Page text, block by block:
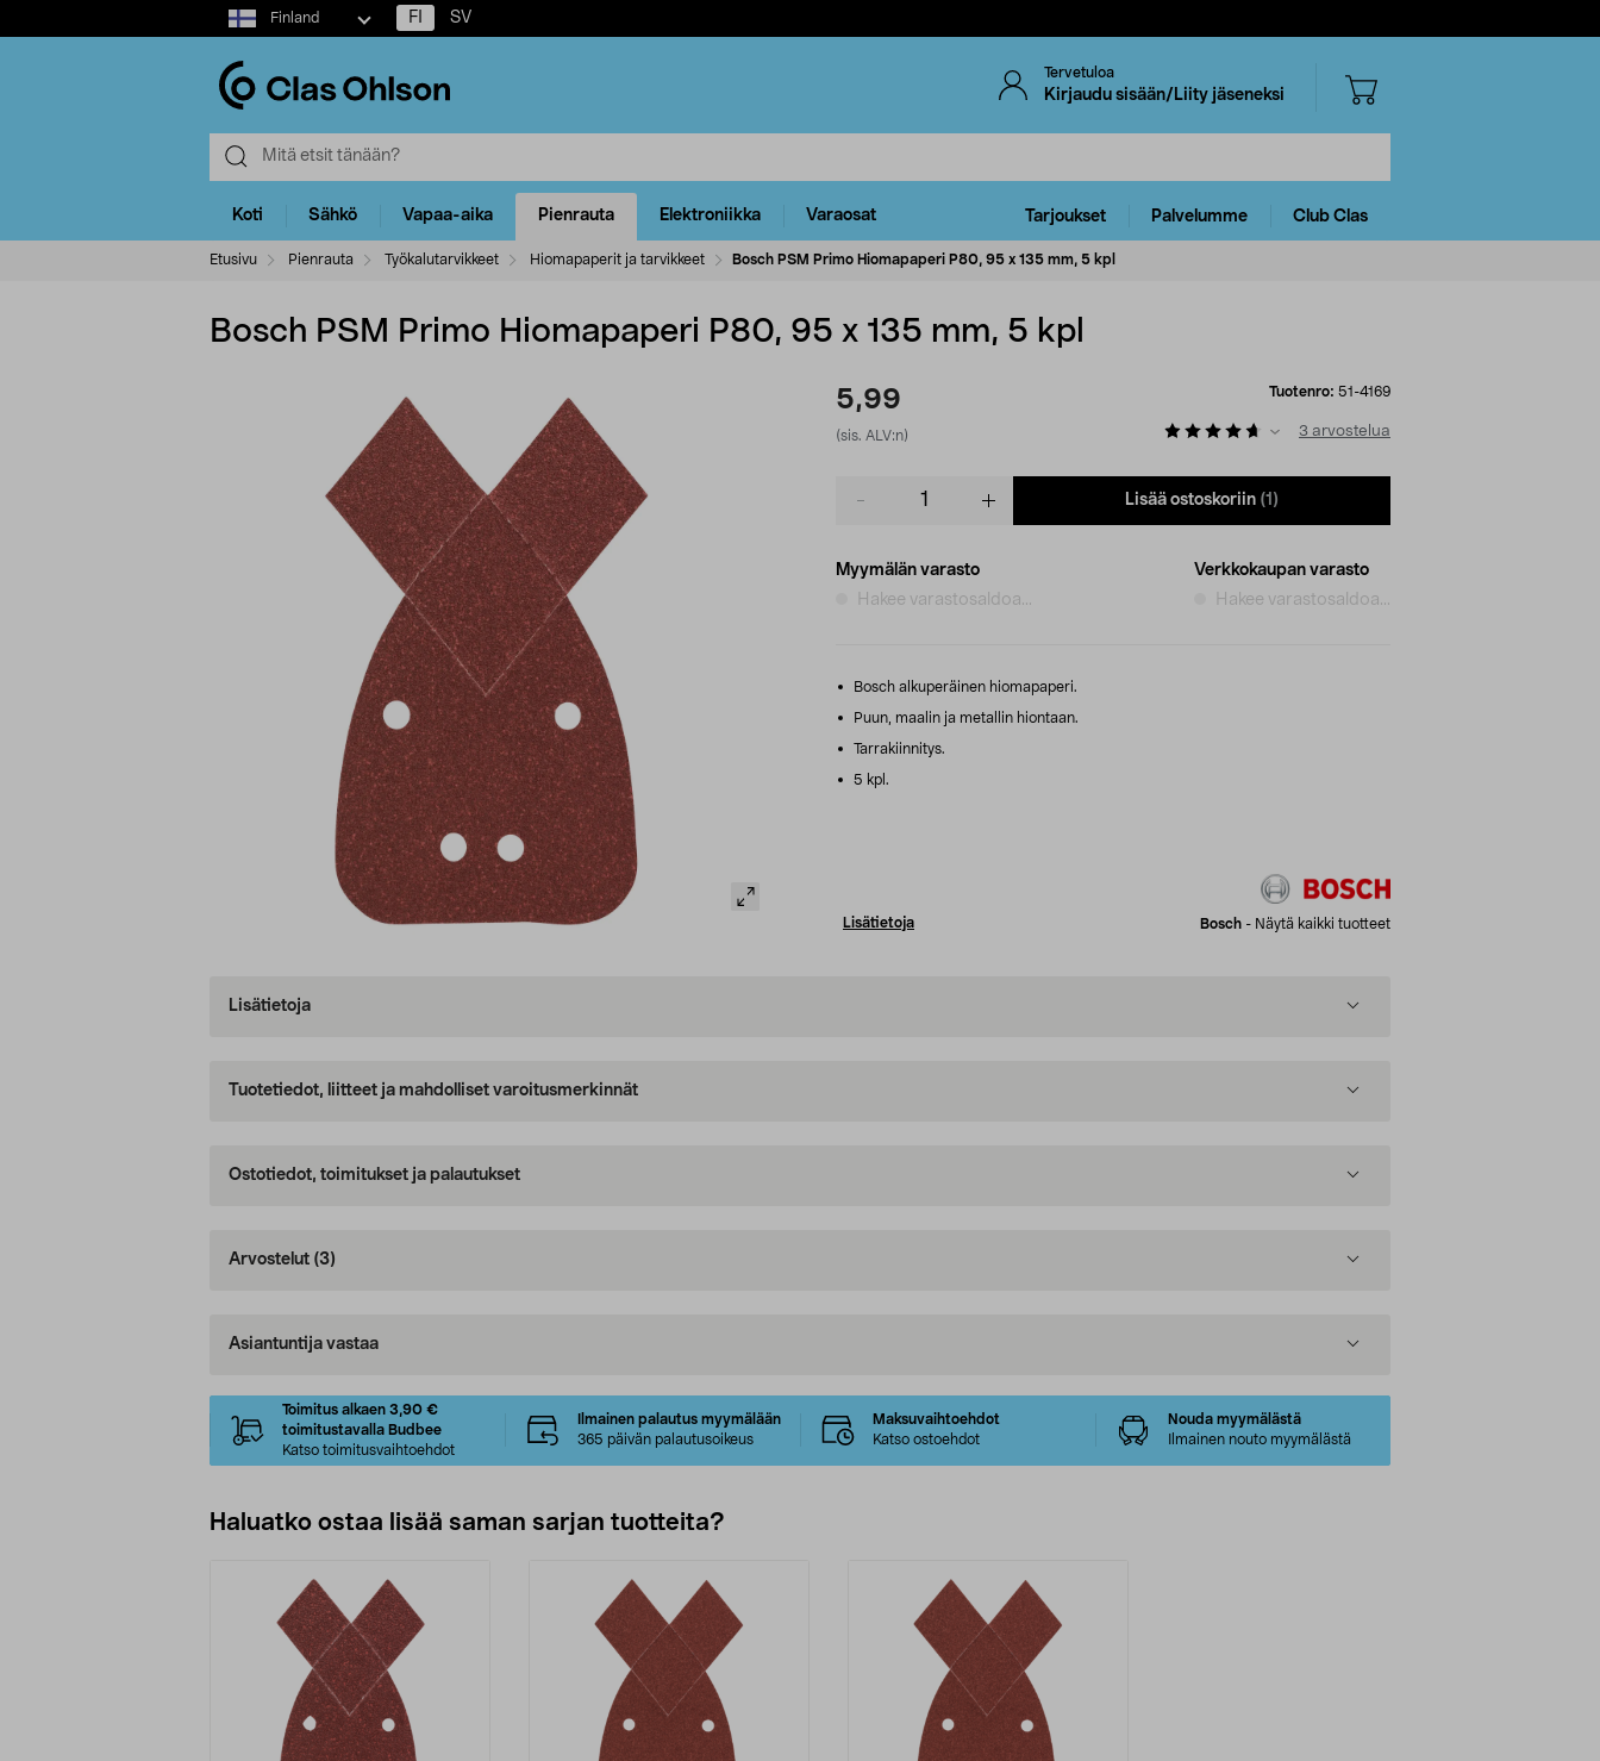
Select
market
Finland FI SV
Tervetuloa
Kirjaudu sisään/Liity jäseneksi
Koti Sähkö Vapaa-aika Pienrauta Elektroniikka Varaosat Tarjoukset Palvelumme Club Clas
Etusivu Pienrauta Työkalutarvikkeet Hiomapaperit ja tarvikkeet Bosch PSM Primo Hiomapaperi P80, 95 x 135 mm, 5 kpl
Bosch PSM Primo Hiomapaperi P80, 95 x 135 mm, 5 kpl
5,99
(sis. ALV:n)
Tuotenro: 51-4169
3 arvostelua
Lisää ostoskoriin (1)
Myymälän varasto
Hakee varastosaldoa...
Verkkokaupan varasto
Hakee varastosaldoa...
Bosch alkuperäinen hiomapaperi.
Puun, maalin ja metallin hiontaan.
Tarrakiinnitys.
5 kpl.
Lisätietoja Bosch - Näytä kaikki tuotteet
Lisätietoja
Tuotetiedot, liitteet ja mahdolliset varoitusmerkinnät
Ostotiedot, toimitukset ja palautukset
Arvostelut (3)
Asiantuntija vastaa
Toimitus alkaen 3,90 €
toimitustavalla Budbee
Katso toimitusvaihtoehdot
Ilmainen palautus myymälään
365 päivän palautusoikeus
Maksuvaihtoehdot
Katso ostoehdot
Nouda myymälästä
Ilmainen nouto myymälästä
Haluatko ostaa lisää saman sarjan tuotteita?